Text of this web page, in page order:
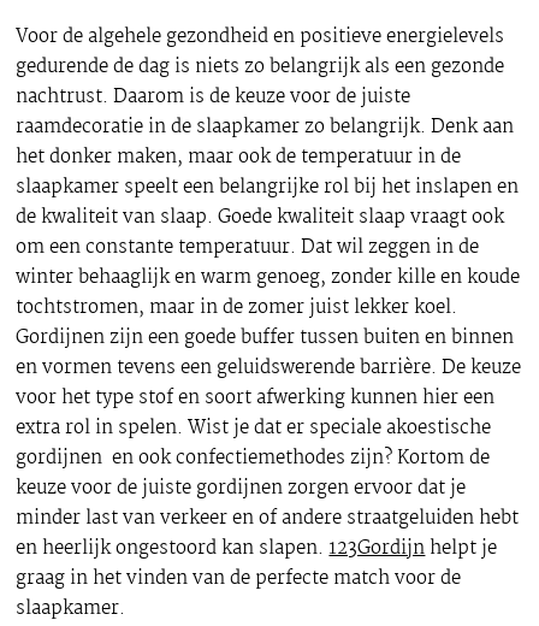
Voor de algehele gezondheid en positieve energielevels
gedurende de dag is niets zo belangrijk als een gezonde
nachtrust. Daarom is de keuze voor de juiste
raamdecoratie in de slaapkamer zo belangrijk. Denk aan
het donker maken, maar ook de temperatuur in de
slaapkamer speelt een belangrijke rol bij het inslapen en
de kwaliteit van slaap. Goede kwaliteit slaap vraagt ook
om een constante temperatuur. Dat wil zeggen in de
winter behaaglijk en warm genoeg, zonder kille en koude
tochtstromen, maar in de zomer juist lekker koel.
Gordijnen zijn een goede buffer tussen buiten en binnen
en vormen tevens een geluidswerende barrière. De keuze
voor het type stof en soort afwerking kunnen hier een
extra rol in spelen. Wist je dat er speciale akoestische
gordijnen en ook confectiemethodes zijn? Kortom de
keuze voor de juiste gordijnen zorgen ervoor dat je
minder last van verkeer en of andere straatgeluiden hebt
en heerlijk ongestoord kan slapen.123Gordijnhelpt je
graag in het vinden van de perfecte match voor de
slaapkamer.